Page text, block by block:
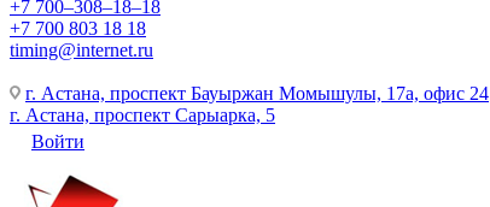
+7 700‒308‒18‒18
+7 700 803 18 18
timing@internet.ru
г. Астана, проспект Бауыржан Момышулы, 17а, офис 24
г. Астана, проспект Сарыарка, 5
Войти